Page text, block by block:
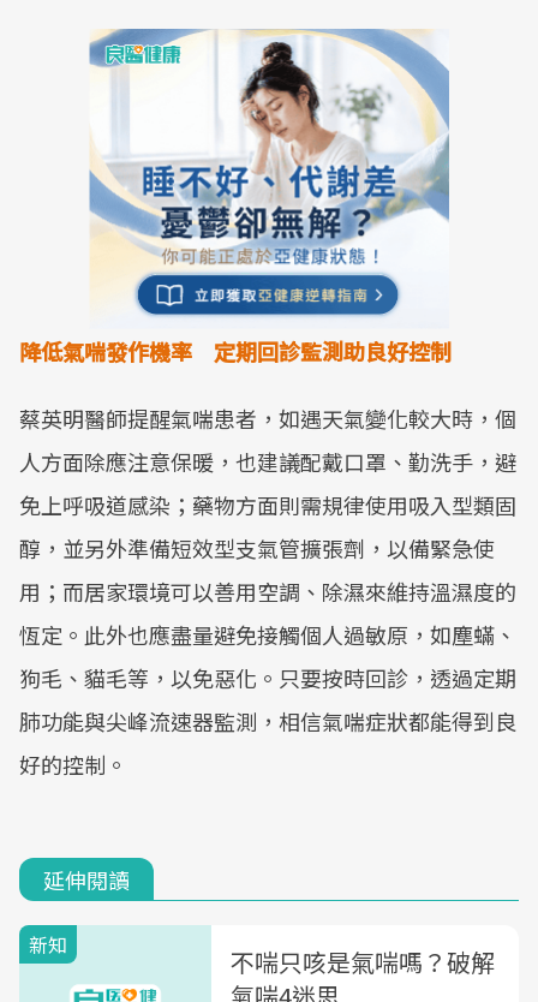
降低氣喘發作機率 定期回診監測助良好控制
蔡英明醫師提醒氣喘患者，如遇天氣變化較大時，個
人方面除應注意保暖，也建議配戴口罩、勤洗手，避
免上呼吸道感染；藥物方面則需規律使用吸入型類固
醇，並另外準備短效型支氣管擴張劑，以備緊急使
用；而居家環境可以善用空調、除濕來維持溫濕度的
恆定。此外也應盡量避免接觸個人過敏原，如塵蟎、
狗毛、貓毛等，以免惡化。只要按時回診，透過定期
肺功能與尖峰流速器監測，相信氣喘症狀都能得到良
好的控制。
延伸閱讀
新知
不喘只咳是氣喘嗎？破解